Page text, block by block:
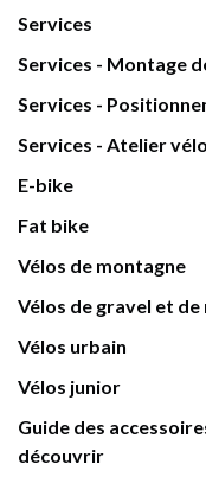
Services
Services - Montage
Services -
Services - Atelier vélo
E-bike
Fat bike
Vélos de montagne
Vélos de gravel et
Vélos urbain
Vélos junior
Guide des
découvrir